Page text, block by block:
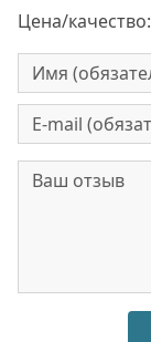
Цена/качество: